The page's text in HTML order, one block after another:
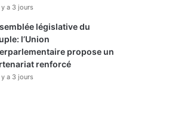
a 3 jours
législative du
l’Union
propose un
renforcé
a 3 jours